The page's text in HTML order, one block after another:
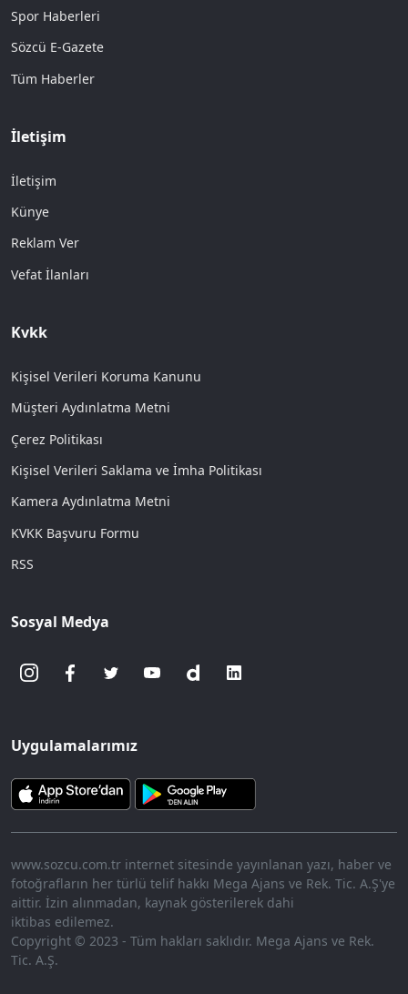
Spor Haberleri
Sözcü E-Gazete
Tüm Haberler
İletişim
İletişim
Künye
Reklam Ver
Vefat İlanları
Kvkk
Kişisel Verileri Koruma Kanunu
Müşteri Aydınlatma Metni
Çerez Politikası
Kişisel Verileri Saklama ve İmha Politikası
Kamera Aydınlatma Metni
KVKK Başvuru Formu
RSS
Sosyal Medya
Uygulamalarımız
www.sozcu.com.tr internet sitesinde yayınlanan yazı, haber ve
fotoğrafların her türlü telif hakkı Mega Ajans ve Rek. Tic. A.Ş'ye
aittir. İzin alınmadan, kaynak gösterilerek dahi
iktibas edilemez.
Copyright © 2023 - Tüm hakları saklıdır. Mega Ajans ve Rek.
Tic. A.Ş.